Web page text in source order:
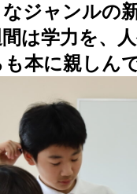
ジャンルの
は学力を、
本に親しん